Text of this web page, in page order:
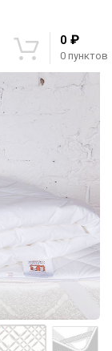
0 пунктов
0 ₽